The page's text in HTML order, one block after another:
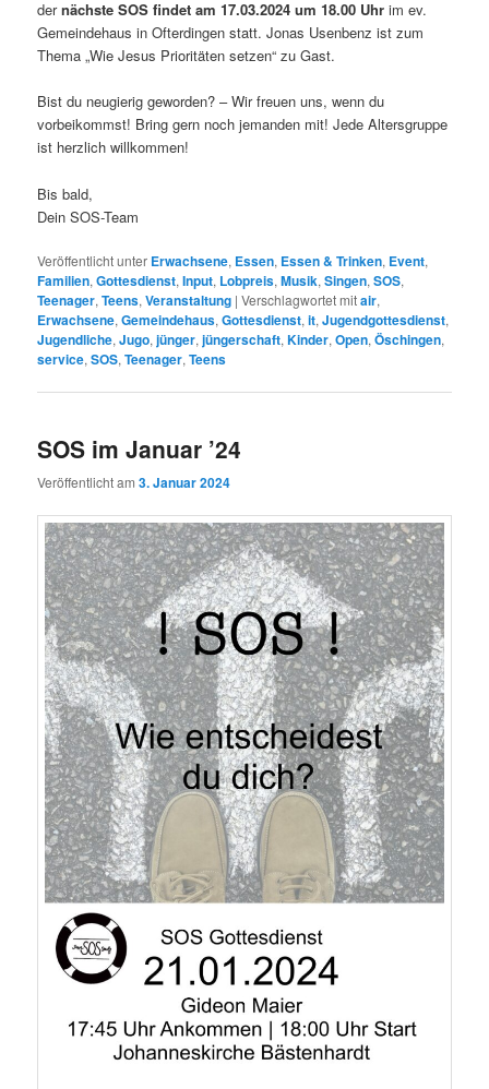
dernächste SOS findet am 17.03.2024 um 18.00 Uhrim ev.
Gemeindehaus in Ofterdingen statt. Jonas Usenbenz ist zum
Thema „Wie Jesus Prioritäten setzen“ zu Gast.
Bist du neugierig geworden? – Wir freuen uns, wenn du
vorbeikommst! Bring gern noch jemanden mit! Jede Altersgruppe
ist herzlich willkommen!
Bis bald,
Dein SOS-Team
Veröffentlicht unter Erwachsene, Essen, Essen & Trinken, Event,
Familien,Gottesdienst,Input, Lobpreis,Musik,Singen,SOS,
Teenager,Teens,Veranstaltung |Verschlagwortet mitair,
Erwachsene,Gemeindehaus,Gottesdienst,it,Jugendgottesdienst,
Jugendliche,Jugo,jünger,jüngerschaft,Kinder,Open,Öschingen,
service,SOS,Teenager,Teens
SOS im Januar ’24
Veröffentlicht am3. Januar 2024